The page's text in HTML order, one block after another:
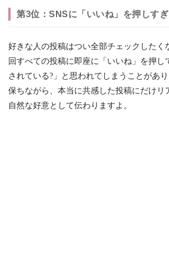
第3位：SNSに「いいね」を押しす
好きな人の投稿はつい全部チェックしたく
回すべての投稿に即座に「いいね」を押し
されている?」と思われてしまうことがあ
保ちながら、本当に共感した投稿にだけリ
自然な好意として伝わりますよ。